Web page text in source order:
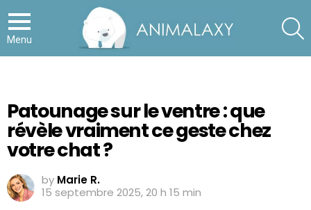
Menu
Patounage sur le ventre : que
révèle vraiment ce geste chez
votre chat ?
by Marie R.
15 septembre 2025, 20 h 15 min